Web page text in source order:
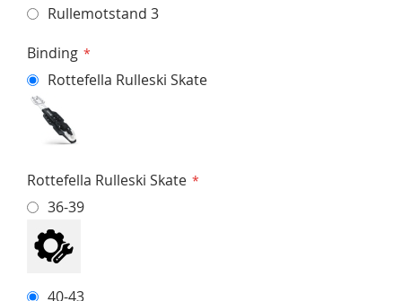
Rullemotstand 3
Binding
Rottefella Rulleski Skate
Rottefella Rulleski Skate
36-39
40-43